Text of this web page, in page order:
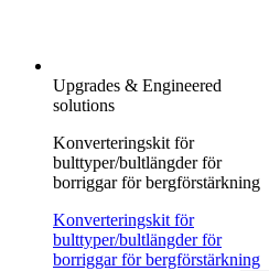
Upgrades & Engineered
solutions
Konverteringskit för
bulttyper/bultlängder för
borriggar för bergförstärkning
Konverteringskit för
bulttyper/bultlängder för
borriggar för bergförstärkning